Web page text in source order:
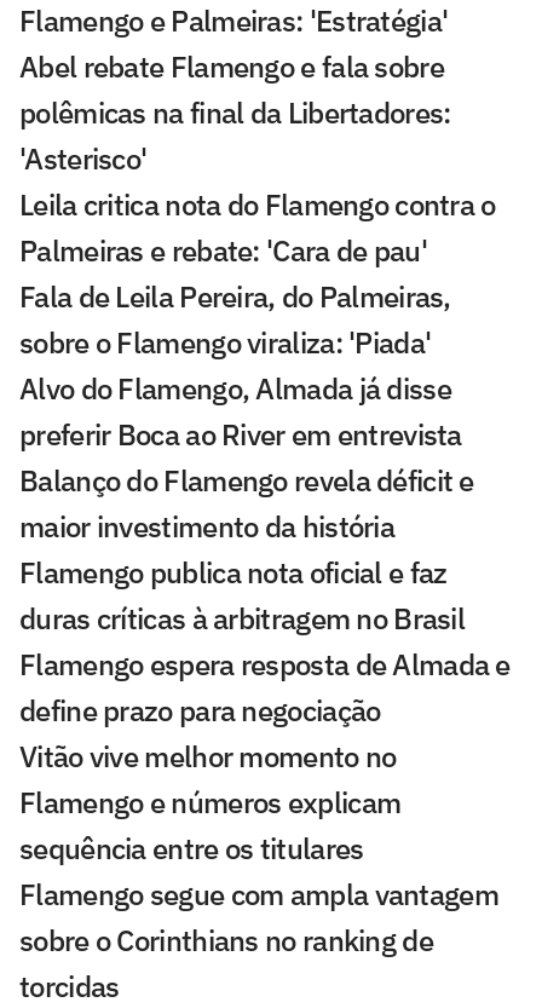
Flamengo e Palmeiras: 'Estratégia'
Abel rebate Flamengo e fala sobre
polêmicas na final da Libertadores:
'Asterisco'
Leila critica nota do Flamengo contra o
Palmeiras e rebate: 'Cara de pau'
Fala de Leila Pereira, do Palmeiras,
sobre o Flamengo viraliza: 'Piada'
Alvo do Flamengo, Almada já disse
preferir Boca ao River em entrevista
Balanço do Flamengo revela déficit e
maior investimento da história
Flamengo publica nota oficial e faz
duras críticas à arbitragem no Brasil
Flamengo espera resposta de Almada e
define prazo para negociação
Vitão vive melhor momento no
Flamengo e números explicam
sequência entre os titulares
Flamengo segue com ampla vantagem
sobre o Corinthians no ranking de
torcidas